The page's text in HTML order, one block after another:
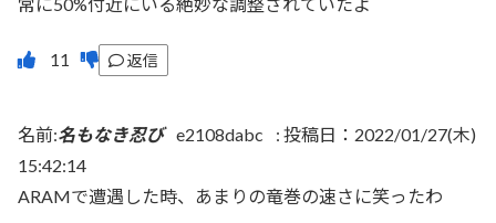
返信
名前:名もなき忍び e2108dabc : 投稿日：2022/01/27(木)
15:42:14
ARAMで遭遇した時、あまりの竜巻の速さに笑ったわ